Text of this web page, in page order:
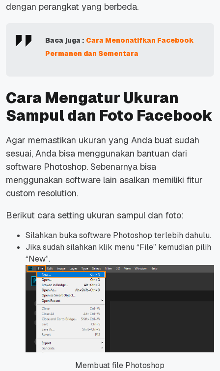
dengan perangkat yang berbeda.
Baca juga : Cara Menonatifkan Facebook
Permanen dan Sementara
Cara Mengatur Ukuran
Sampul dan Foto Facebook
Agar memastikan ukuran yang Anda buat sudah
sesuai, Anda bisa menggunakan bantuan dari
software Photoshop. Sebenarnya bisa
menggunakan software lain asalkan memiliki fitur
custom resolution.
Berikut cara setting ukuran sampul dan foto:
Silahkan buka software Photoshop terlebih dahulu.
Jika sudah silahkan klik menu “File” kemudian pilih
“New”.
Membuat file Photoshop